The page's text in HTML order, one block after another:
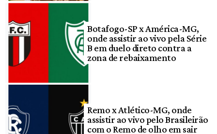
Botafogo-SP x América-MG,
onde assistir ao vivo pela Série
B em duelo direto contra a
zona de rebaixamento
Remo x Atlético-MG, onde
assistir ao vivo pelo Brasileirão
com o Remo de olho em sair